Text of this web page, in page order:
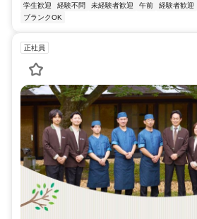
学生歓迎
経験不問 未経験者歓迎 午前 経験者歓迎
ブランクOK
正社員